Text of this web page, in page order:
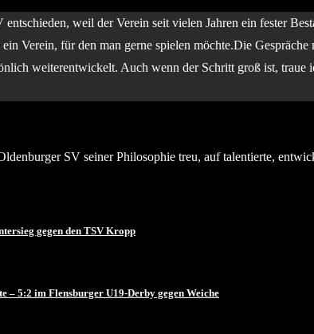
weil der Verein seit vielen Jahren ein fester
Verein, für den man gerne spielen möchte.Die
weiterentwickelt. Auch wenn der Schritt groß ist,
SV seiner Philosophie treu, auf talentierte,
gegen den TSV Kropp
– 5:2 im Flensburger U19-Derby gegen Weiche